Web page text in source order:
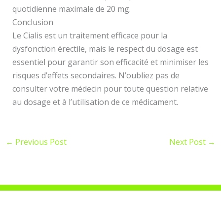
quotidienne maximale de 20 mg.
Conclusion
Le Cialis est un traitement efficace pour la
dysfonction érectile, mais le respect du dosage est
essentiel pour garantir son efficacité et minimiser les
risques d’effets secondaires. N’oubliez pas de
consulter votre médecin pour toute question relative
au dosage et à l’utilisation de ce médicament.
← Previous Post Next Post →